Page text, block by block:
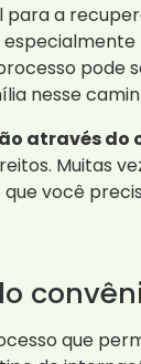
a
nesse
através do
Muitas
você
que